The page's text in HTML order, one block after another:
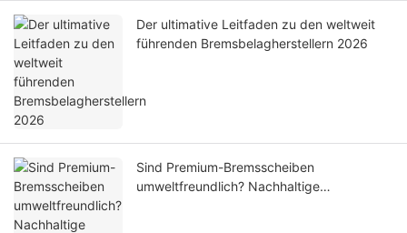
Der ultimative Leitfaden zu den weltweit
führenden Bremsbelagherstellern 2026
Sind Premium-Bremsscheiben
umweltfreundlich? Nachhaltige